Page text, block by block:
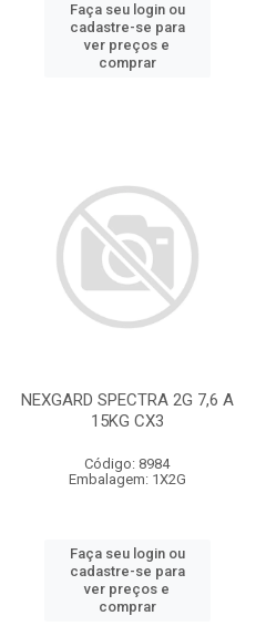
Faça seu login ou
cadastre-se para
ver preços e
comprar
NEXGARD SPECTRA 2G 7,6 A
15KG CX3
Código: 8984
Embalagem: 1X2G
Faça seu login ou
cadastre-se para
ver preços e
comprar